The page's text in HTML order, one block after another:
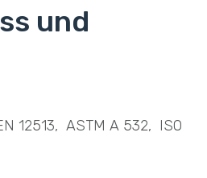
und
12513, ASTM A 532, ISO